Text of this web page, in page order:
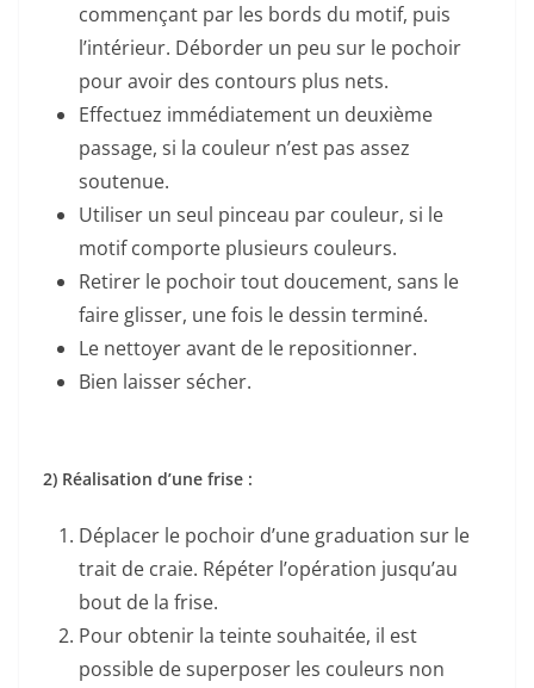
commençant par les bords du motif, puis
l’intérieur. Déborder un peu sur le pochoir
pour avoir des contours plus nets.
Effectuez immédiatement un deuxième
passage, si la couleur n’est pas assez
soutenue.
Utiliser un seul pinceau par couleur, si le
motif comporte plusieurs couleurs.
Retirer le pochoir tout doucement, sans le
faire glisser, une fois le dessin terminé.
Le nettoyer avant de le repositionner.
Bien laisser sécher.
2) Réalisation d’une frise :
Déplacer le pochoir d’une graduation sur le
trait de craie. Répéter l’opération jusqu’au
bout de la frise.
Pour obtenir la teinte souhaitée, il est
possible de superposer les couleurs non